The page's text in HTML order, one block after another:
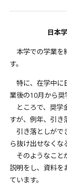
日本
本学での学業を
す。
特に、在学中に
業後の10月から奨
ところで、奨学
すが、例年、引き
引き落としがで
ら抜け出せなくな
そのようなこと
説明をし、資料を
ています。